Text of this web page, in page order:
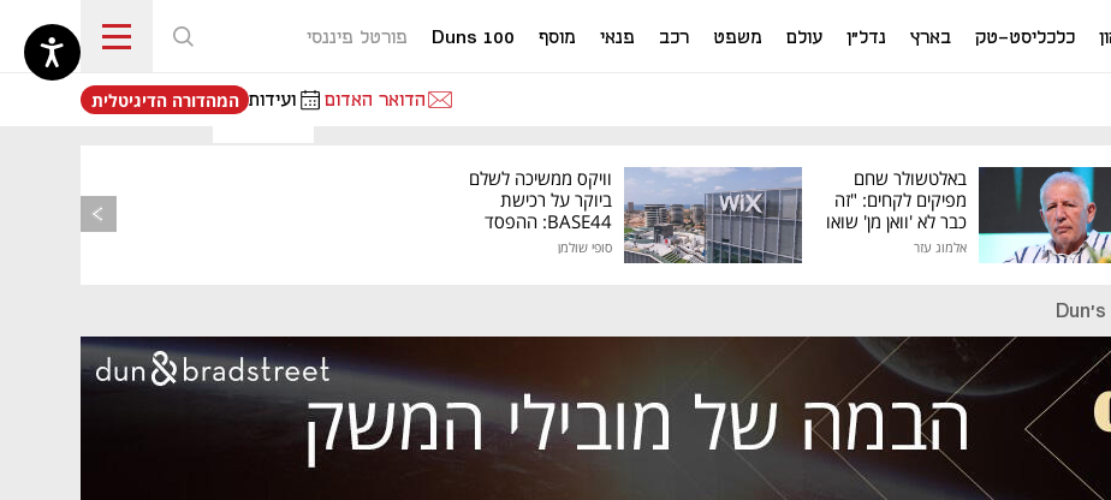
כלכליסט-טק בארץ נדל"ן עולם משפט רכב פנאי מוסף Duns 100 פורטל פיננסי
הדואר האדום ועידות
נפתח בכרטיסייה חדשה
המהדורה הדיגיטלית
באלטשולר שחם
מפיקים לקחים: "זה
כבר לא 'וואן מן' שואו
של גילעד"
אלמוג עזר
וויקס ממשיכה לשלם
ביוקר על רכישת
BASE44: ההפסד
סופי שולמן
Dun's